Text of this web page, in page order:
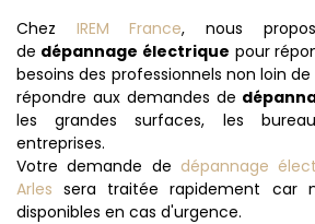
Chez IREM France, nous
de dépannage électrique pour
besoins des professionnels non loin de
répondre aux demandes de
les grandes surfaces, les
entreprises.
Votre demande de dépannage
Arles sera traitée rapidement car
disponibles en cas d'urgence.